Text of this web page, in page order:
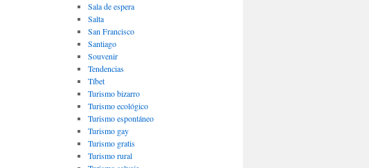
Sala de espera
Salta
San Francisco
Santiago
Souvenir
Tendencias
Tíbet
Turismo bizarro
Turismo ecológico
Turismo espontáneo
Turismo gay
Turismo gratis
Turismo rural